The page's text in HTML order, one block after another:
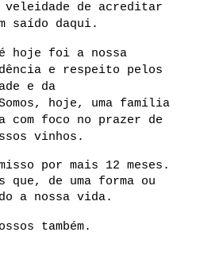
veleidade de acreditar
saído daqui.
hoje foi a nossa
e respeito pelos
e da
hoje, uma família
com foco no prazer de
vinhos.
por mais 12 meses.
que, de uma forma ou
a nossa vida.
também.